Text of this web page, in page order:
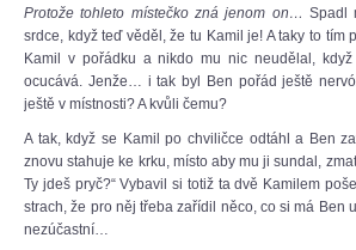
Protože tohleto místečko zná jenom on… Spadl
srdce, když teď věděl, že tu Kamil je! A taky to tím
Kamil v pořádku a nikdo mu nic neudělal,
ocucává. Jenže… i tak byl Ben pořád ještě
ještě v místnosti? A kvůli čemu?
A tak, když se Kamil po chviličce odtáhl a Ben
znovu stahuje ke krku, místo aby mu ji sundal,
Ty jdeš pryč?“ Vybavil si totiž ta dvě Kamilem
strach, že pro něj třeba zařídil něco, co si má Ben
nezúčastní…